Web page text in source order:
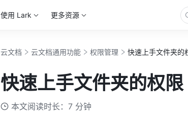
使用 Lark 更多资源
云文档 云文档通用功能 权限管理 快速上手文件夹的
快速上手文件夹的权限
本文阅读时长：7 分钟